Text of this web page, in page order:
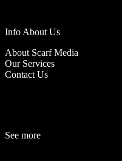
Info About Us
About Scarf Media
Our Services
Contact Us
See more